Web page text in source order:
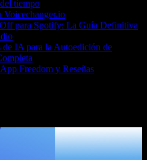
tiempo
Voicechanger.io
para Spotify: La Guía Definitiva
de IA para la Autoedición de
Freedom y Reseñas